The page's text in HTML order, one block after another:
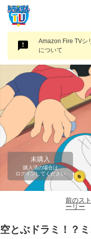
Amazon Fire TVシ
について
未購入
購入済の場合は
ログインしてください
前のスト
ーリー
空とぶドラミ！？